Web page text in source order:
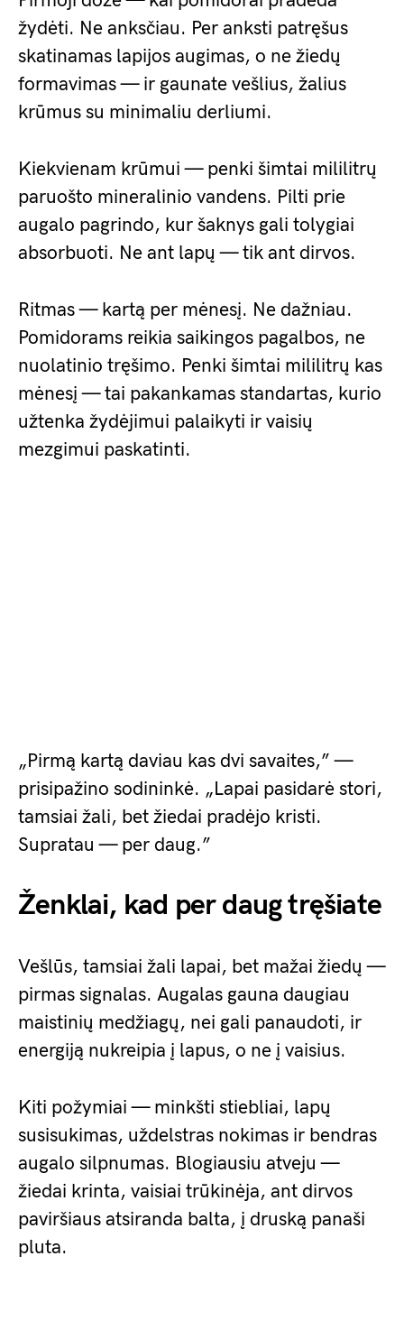
žydėti. Ne anksčiau. Per anksti patręšus
skatinamas lapijos augimas, o ne žiedų
formavimas — ir gaunate vešlius, žalius
krūmus su minimaliu derliumi.
Kiekvienam krūmui — penki šimtai mililitrų
paruošto mineralinio vandens. Pilti prie
augalo pagrindo, kur šaknys gali tolygiai
absorbuoti. Ne ant lapų — tik ant dirvos.
Ritmas — kartą per mėnesį. Ne dažniau.
Pomidorams reikia saikingos pagalbos, ne
nuolatinio tręšimo. Penki šimtai mililitrų kas
mėnesį — tai pakankamas standartas, kurio
užtenka žydėjimui palaikyti ir vaisių
mezgimui paskatinti.
„Pirmą kartą daviau kas dvi savaites,” —
prisipažino sodininkė. „Lapai pasidarė stori,
tamsiai žali, bet žiedai pradėjo kristi.
Supratau — per daug.”
Ženklai, kad per daug tręšiate
Vešlūs, tamsiai žali lapai, bet mažai žiedų —
pirmas signalas. Augalas gauna daugiau
maistinių medžiagų, nei gali panaudoti, ir
energiją nukreipia į lapus, o ne į vaisius.
Kiti požymiai — minkšti stiebliai, lapų
susisukimas, uždelstras nokimas ir bendras
augalo silpnumas. Blogiausiu atveju —
žiedai krinta, vaisiai trūkinėja, ant dirvos
paviršiaus atsiranda balta, į druską panaši
pluta.